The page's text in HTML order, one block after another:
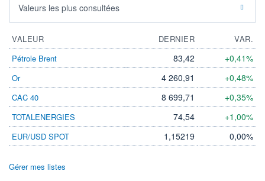
VOLUME
0 0,00%
VALORISATION
LIMITE À LA
BAISSE
0,0000
LIMITE À LA
0,0000
ESTIMÉ 2026
- -
DERNIER
ÉCHANGE
24.07.26 / 21:07:28
ÉLIGIBILITÉ
Non éligible
Valeurs les plus consultées
VALEUR DERNIER
VAR.
Pétrole Brent
83,42 +0,41%
Or 4 260,91 +0,48%
CAC 40 8 699,71 +0,35%
TOTALENERGIES 74,54 +1,00%
EUR/USD SPOT 1,15219 0,00%
Gérer mes listes